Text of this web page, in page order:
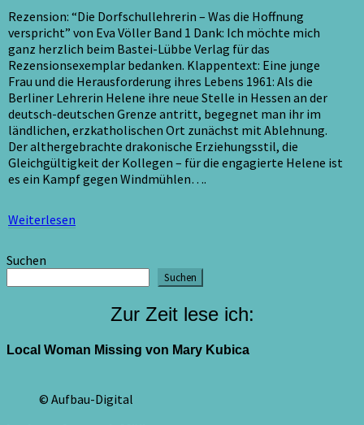
Rezension
Rezension: “Die Dorfschullehrerin – Was die Hoffnung
verspricht” von Eva Völler Band 1 Dank: Ich möchte mich
ganz herzlich beim Bastei-Lübbe Verlag für das
Rezensionsexemplar bedanken. Klappentext: Eine junge
Frau und die Herausforderung ihres Lebens 1961: Als die
Berliner Lehrerin Helene ihre neue Stelle in Hessen an der
deutsch-deutschen Grenze antritt, begegnet man ihr im
ländlichen, erzkatholischen Ort zunächst mit Ablehnung.
Der althergebrachte drakonische Erziehungsstil, die
Gleichgültigkeit der Kollegen – für die engagierte Helene ist
es ein Kampf gegen Windmühlen….
Weiterlesen
Suchen
Suchen
Zur Zeit lese ich:
Local Woman Missing von Mary Kubica
© Aufbau-Digital